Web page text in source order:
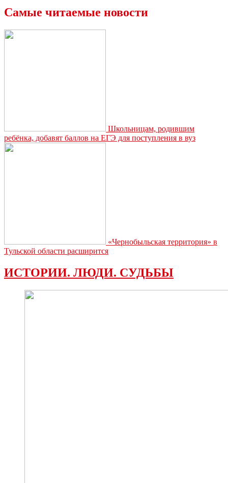
Самые читаемые новости
Школьницам, родившим
ребёнка, добавят баллов на ЕГЭ для поступления в вуз
«Чернобыльская территория» в
Тульской области расширится
ИСТОРИИ. ЛЮДИ. СУДЬБЫ